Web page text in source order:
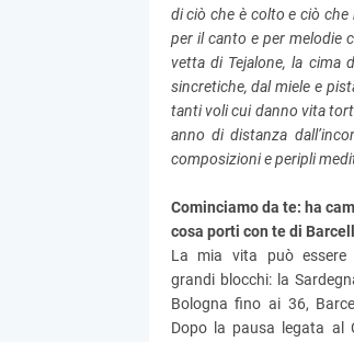
di ciò che è colto e ciò
per il canto e per melodie
vetta di Tejalone, la cima
sincretiche, dal miele e
tanti voli cui danno vita
anno di distanza
composizioni e peripli
Cominciamo da te: ha
cosa porti con te di
La mia vita può
grandi blocchi: la
Bologna fino ai 36,
Dopo la pausa legata al